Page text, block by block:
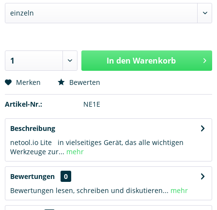
In den Warenkorb
Merken Bewerten
Artikel-Nr.: NE1E
Beschreibung
netool.io Lite in vielseitiges Gerät, das alle wichtigen
Werkzeuge zur... mehr
Bewertungen
0
Bewertungen lesen, schreiben und diskutieren... mehr